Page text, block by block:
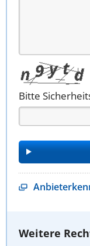
Bitte
Weitere